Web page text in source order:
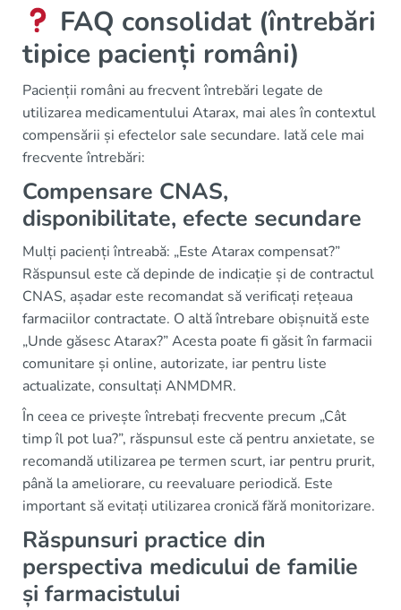
FAQ consolidat (întrebări
tipice pacienți români)
Pacienții români au frecvent întrebări legate de
utilizarea medicamentului Atarax, mai ales în contextul
compensării și efectelor sale secundare. Iată cele mai
frecvente întrebări:
Compensare CNAS,
disponibilitate, efecte secundare
Mulți pacienți întreabă: „Este Atarax compensat?”
Răspunsul este că depinde de indicație și de contractul
CNAS, așadar este recomandat să verificați rețeaua
farmaciilor contractate. O altă întrebare obișnuită este
„Unde găsesc Atarax?” Acesta poate fi găsit în farmacii
comunitare și online, autorizate, iar pentru liste
actualizate, consultați ANMDMR.
În ceea ce privește întrebați frecvente precum „Cât
timp îl pot lua?”, răspunsul este că pentru anxietate, se
recomandă utilizarea pe termen scurt, iar pentru prurit,
până la ameliorare, cu reevaluare periodică. Este
important să evitați utilizarea cronică fără monitorizare.
Răspunsuri practice din
perspectiva medicului de familie
și farmacistului